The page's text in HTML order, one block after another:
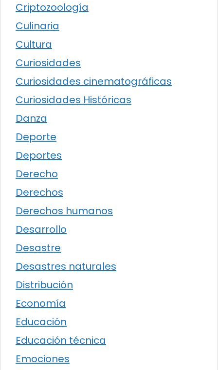
Criptozoología
Culinaria
Cultura
Curiosidades
Curiosidades cinematográficas
Curiosidades Históricas
Danza
Deporte
Deportes
Derecho
Derechos
Derechos humanos
Desarrollo
Desastre
Desastres naturales
Distribución
Economía
Educación
Educación técnica
Emociones